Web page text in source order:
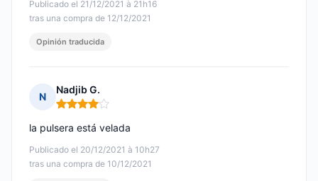
Publicado el 21/12/2021 à 21h16
tras una compra de 12/12/2021
Opinión traducida
N
Nadjib G.
Nota: 4 de 5
Publicado el 20/12/2021 à 10h27
tras una compra de 10/12/2021
la pulsera está velada